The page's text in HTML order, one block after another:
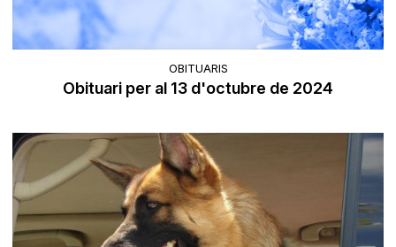
OBITUARIS
Obituari per al 13 d'octubre de 2024